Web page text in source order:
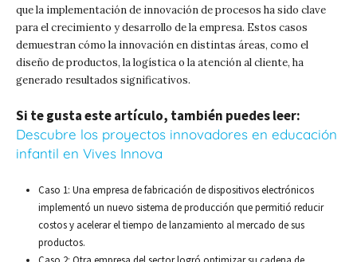
que la implementación de innovación de procesos ha sido clave
para el crecimiento y desarrollo de la empresa. Estos casos
demuestran cómo la innovación en distintas áreas, como el
diseño de productos, la logística o la atención al cliente, ha
generado resultados significativos.
Si te gusta este artículo, también puedes leer:
Descubre los proyectos innovadores en educación
infantil en Vives Innova
Caso 1: Una empresa de fabricación de dispositivos electrónicos
implementó un nuevo sistema de producción que permitió reducir
costos y acelerar el tiempo de lanzamiento al mercado de sus
productos.